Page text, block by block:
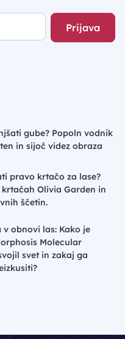
Prijava
gube? Popoln vodnik
in sijoč videz obraza
pravo krtačo za lase?
Olivia Garden in
ščetin.
v obnovi las: Kako je
Molecular
svet in zakaj ga